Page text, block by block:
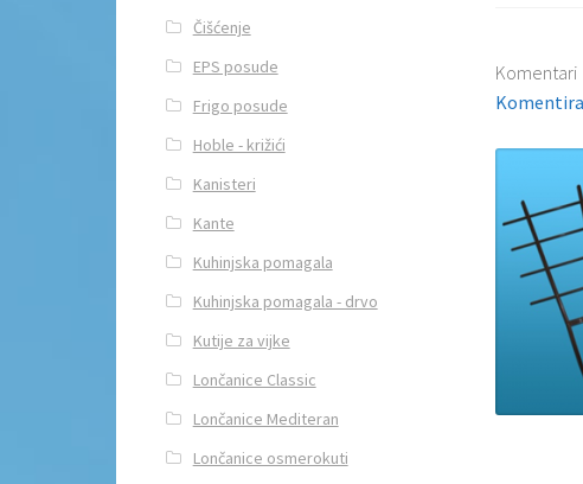
Komentari
Čišćenje
EPS posude
Frigo posude
Hoble - križići
Kanisteri
Kante
Kuhinjska pomagala
Kuhinjska pomagala - drvo
Kutije za vijke
Lončanice Classic
Lončanice Mediteran
Lončanice osmerokuti